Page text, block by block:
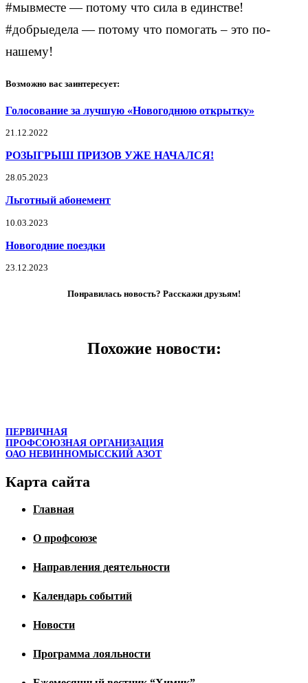
#мывместе — потому что сила в единстве!
#добрыедела — потому что помогать – это по-
нашему!
Возможно вас заинтересует:
Голосование за лучшую «Новогоднюю открытку»
21.12.2022
РОЗЫГРЫШ ПРИЗОВ УЖЕ НАЧАЛСЯ!
28.05.2023
Льготный абонемент
10.03.2023
Новогодние поездки
23.12.2023
Понравилась новость? Расскажи друзьям!
Похожие новости:
ПЕРВИЧНАЯ
ПРОФСОЮЗНАЯ ОРГАНИЗАЦИЯ
ОАО НЕВИННОМЫССКИЙ АЗОТ
Карта сайта
Главная
О профсоюзе
Направления деятельности
Календарь событий
Новости
Программа лояльности